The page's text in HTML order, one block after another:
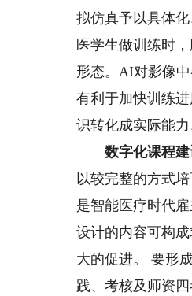
拟仿真予以具体
医学生做训练时
形态。AI对影像
有利于加快训练
识转化成实际能
数字化课程建
以较完整的方式
是智能医疗时代
设计的内容可构
大的促进。 要形
践、考核及师资